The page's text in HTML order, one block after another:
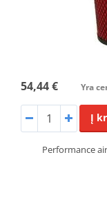
54,44 € Yra
Į
Performance